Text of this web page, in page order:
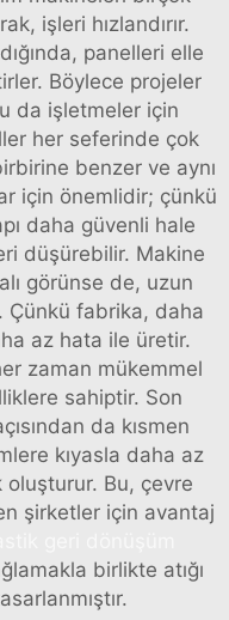
işleri hızlandırır.
panelleri elle
Böylece projeler
da işletmeler için
her seferinde çok
benzer ve aynı
için önemlidir; çünkü
daha güvenli hale
düşürebilir. Makine
görünse de, uzun
Çünkü fabrika, daha
az hata ile üretir.
zaman mükemmel
sahiptir. Son
da kısmen
kıyasla daha az
oluşturur. Bu, çevre
şirketler için avantaj
birlikte atığı